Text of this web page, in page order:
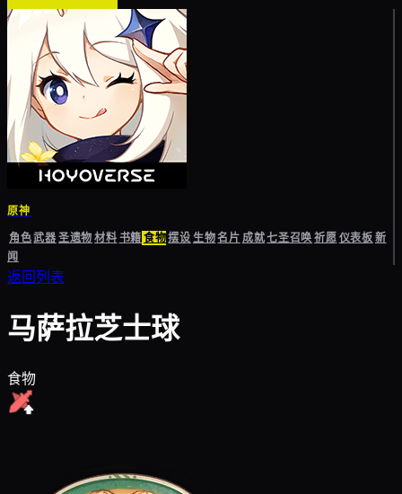
原神
角色武器圣遗物材料书籍食物摆设生物名片成就七圣召唤祈愿仪表板新
闻
返回列表
马萨拉芝士球
食物